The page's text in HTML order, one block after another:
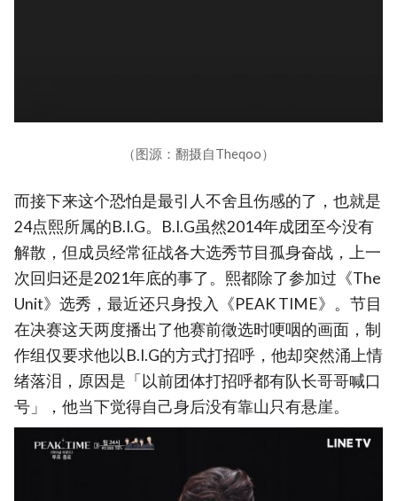
（图源：翻摄自Theqoo）
而接下来这个恐怕是最引人不舍且伤感的了，也就是
24点熙所属的B.I.G。B.I.G虽然2014年成团至今没有
解散，但成员经常征战各大选秀节目孤身奋战，上一
次回归还是2021年底的事了。熙都除了参加过《The
Unit》选秀，最近还只身投入《PEAK TIME》。节目
在决赛这天两度播出了他赛前徵选时哽咽的画面，制
作组仅要求他以B.I.G的方式打招呼，他却突然涌上情
绪落泪，原因是「以前团体打招呼都有队长哥哥喊口
号」，他当下觉得自己身后没有靠山只有悬崖。